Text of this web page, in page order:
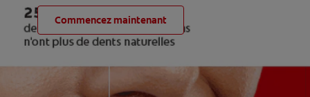
Commencez maintenant